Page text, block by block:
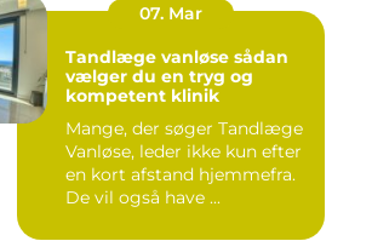
07. Mar
Tandlæge vanløse sådan
vælger du en tryg og
kompetent klinik
Mange, der søger Tandlæge
Vanløse, leder ikke kun efter
en kort afstand hjemmefra.
De vil også have ...